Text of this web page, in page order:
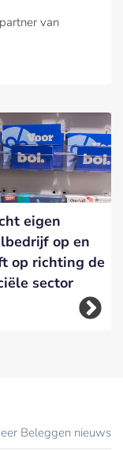
van
eigen
op en
op richting de
sector
Beleggen nieuws